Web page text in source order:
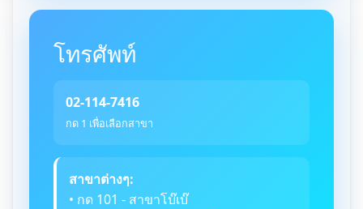
โทรศัพท์
02-114-7416
กด 1 เพื่อเลือกสาขา
สาขาต่างๆ:
• กด 101 - สาขาโบ๊เบ๊